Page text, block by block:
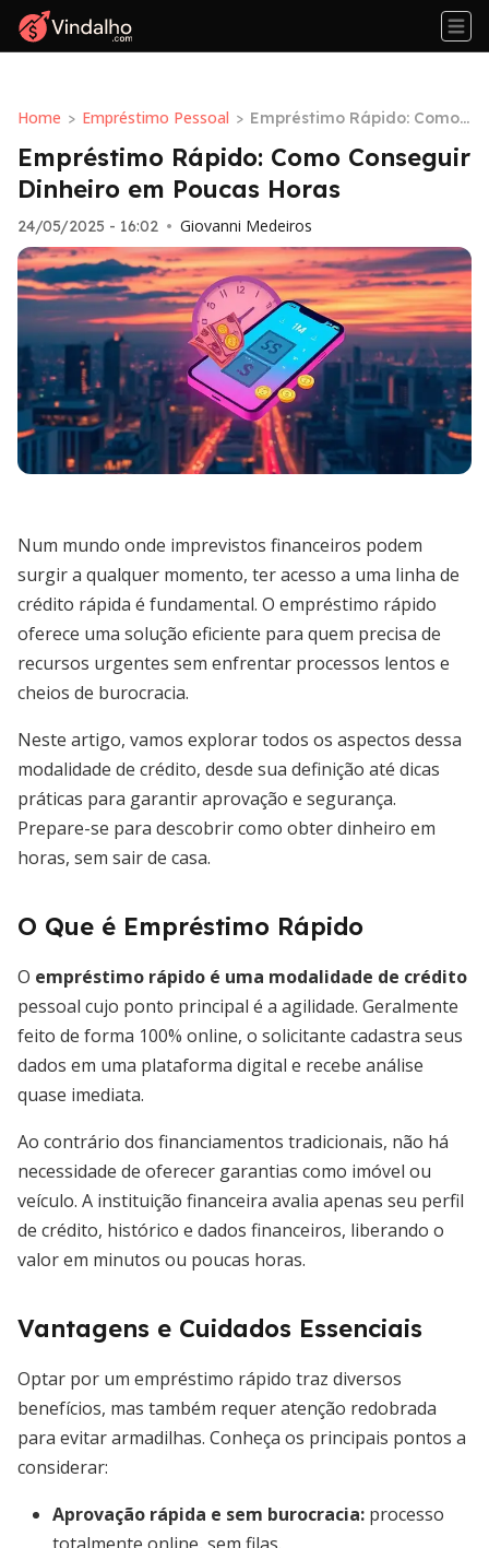
Home > Empréstimo Pessoal > Empréstimo Rápido: Como
Conseguir Dinheiro em Pouc
as Horas
Empréstimo Rápido: Como Conseguir
Dinheiro em Poucas Horas
24/05/2025 - 16:02 • Giovanni Medeiros
Num mundo onde imprevistos financeiros podem
surgir a qualquer momento, ter acesso a uma linha de
crédito rápida é fundamental. O empréstimo rápido
oferece uma solução eficiente para quem precisa de
recursos urgentes sem enfrentar processos lentos e
cheios de burocracia.
Neste artigo, vamos explorar todos os aspectos dessa
modalidade de crédito, desde sua definição até dicas
práticas para garantir aprovação e segurança.
Prepare-se para descobrir como obter dinheiro em
horas, sem sair de casa.
O Que é Empréstimo Rápido
O empréstimo rápido é uma modalidade de crédito
pessoal cujo ponto principal é a agilidade. Geralmente
feito de forma 100% online, o solicitante cadastra seus
dados em uma plataforma digital e recebe análise
quase imediata.
Ao contrário dos financiamentos tradicionais, não há
necessidade de oferecer garantias como imóvel ou
veículo. A instituição financeira avalia apenas seu perfil
de crédito, histórico e dados financeiros, liberando o
valor em minutos ou poucas horas.
Vantagens e Cuidados Essenciais
Optar por um empréstimo rápido traz diversos
benefícios, mas também requer atenção redobrada
para evitar armadilhas. Conheça os principais pontos a
considerar:
Aprovação rápida e sem burocracia: processo